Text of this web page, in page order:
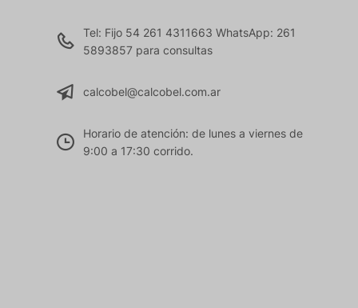
Tel: Fijo 54 261 4311663 WhatsApp: 261
5893857 para consultas
calcobel@calcobel.com.ar
Horario de atención: de lunes a viernes de
9:00 a 17:30 corrido.